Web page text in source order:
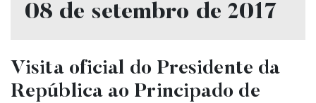
08 de setembro de 2017
Visita oficial do Presidente da
República ao Principado de